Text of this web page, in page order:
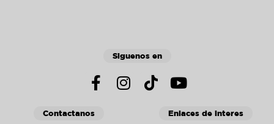
Siguenos en
Contactanos Enlaces de interes